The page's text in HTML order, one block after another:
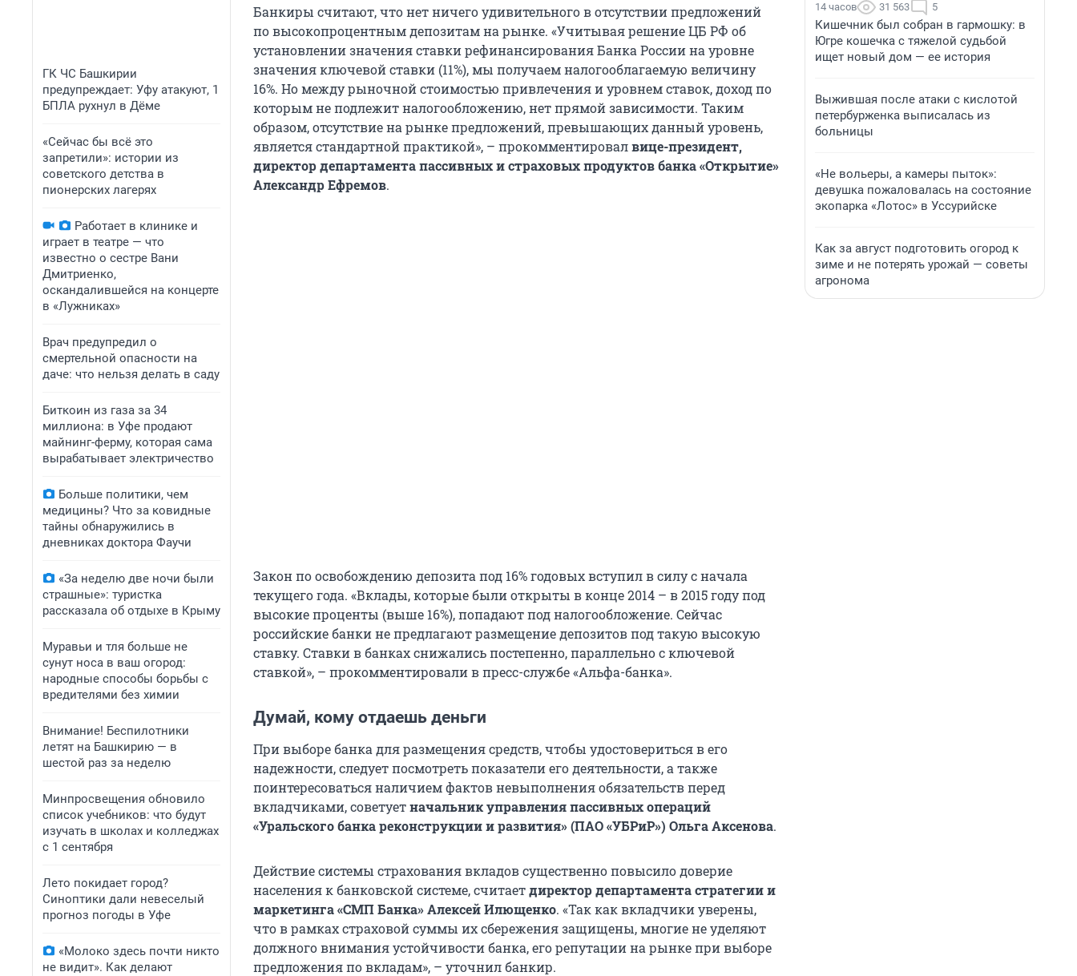
ГК ЧС Башкирии
предупреждает: Уфу атакуют, 1
БПЛА рухнул в Дёме
«Сейчас бы всё это
запретили»: истории из
советского детства в
пионерских лагерях
Работает в клинике и
играет в театре — что
известно о сестре Вани
Дмитриенко,
оскандалившейся на концерте
в «Лужниках»
Врач предупредил о
смертельной опасности на
даче: что нельзя делать в саду
Биткоин из газа за 34
миллиона: в Уфе продают
майнинг-ферму, которая сама
вырабатывает электричество
Больше политики, чем
медицины? Что за ковидные
тайны обнаружились в
дневниках доктора Фаучи
«За неделю две ночи были
страшные»: туристка
рассказала об отдыхе в Крыму
Муравьи и тля больше не
сунут носа в ваш огород:
народные способы борьбы с
вредителями без химии
Внимание! Беспилотники
летят на Башкирию — в
шестой раз за неделю
Минпросвещения обновило
список учебников: что будут
изучать в школах и колледжах
с 1 сентября
Лето покидает город?
Синоптики дали невеселый
прогноз погоды в Уфе
«Молоко здесь почти никто
не видит». Как делают
Банкиры считают, что нет ничего удивительного в отсутствии предложений
по высокопроцентным депозитам на рынке. «Учитывая решение ЦБ РФ об
установлении значения ставки рефинансирования Банка России на уровне
значения ключевой ставки (11%), мы получаем налогооблагаемую величину
16%. Но между рыночной стоимостью привлечения и уровнем ставок, доход по
которым не подлежит налогообложению, нет прямой зависимости. Таким
образом, отсутствие на рынке предложений, превышающих данный уровень,
является стандартной практикой», – прокомментировалвице-президент,
директор департамента пассивных и страховых продуктов банка «Открытие»
Александр Ефремов.
Закон по освобождению депозита под 16% годовых вступил в силу с начала
текущего года. «Вклады, которые были открыты в конце 2014 – в 2015 году под
высокие проценты (выше 16%), попадают под налогообложение. Сейчас
российские банки не предлагают размещение депозитов под такую высокую
ставку. Ставки в банках снижались постепенно, параллельно с ключевой
ставкой», – прокомментировали в пресс-службе «Альфа-банка».
Думай, кому отдаешь деньги
При выборе банка для размещения средств, чтобы удостовериться в его
надежности, следует посмотреть показатели его деятельности, а также
поинтересоваться наличием фактов невыполнения обязательств перед
вкладчиками, советуетначальник управления пассивных операций
«Уральского банка реконструкции и развития»(ПАО «УБРиР») Ольга Аксенова.
Действие системы страхования вкладов существенно повысило доверие
населения к банковской системе, считаетдиректор департамента стратегии и
маркетинга «СМП Банка» Алексей Илющенко. «Так как вкладчики уверены,
что в рамках страховой суммы их сбережения защищены, многие не уделяют
должного внимания устойчивости банка, его репутации на рынке при выборе
предложения по вкладам», – уточнил банкир.
14 часов 31 563 5
Кишечник был собран в гармошку: в
Югре кошечка с тяжелой судьбой
ищет новый дом — ее история
Выжившая после атаки с кислотой
петербурженка выписалась из
больницы
«Не вольеры, а камеры пыток»:
девушка пожаловалась на состояние
экопарка «Лотос» в Уссурийске
Как за август подготовить огород к
зиме и не потерять урожай — советы
агронома